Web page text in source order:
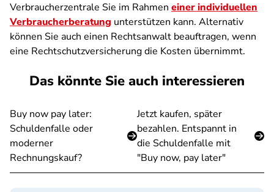
Verbraucherzentrale Sie im Rahmen einer individuellen
Verbraucherberatung unterstützen kann. Alternativ
können Sie auch einen Rechtsanwalt beauftragen, wenn
eine Rechtschutzversicherung die Kosten übernimmt.
Das könnte Sie auch interessieren
Buy now pay later:
Schuldenfalle oder
moderner
Rechnungskauf?
Jetzt kaufen, später
bezahlen. Entspannt in
die Schuldenfalle mit
"Buy now, pay later"